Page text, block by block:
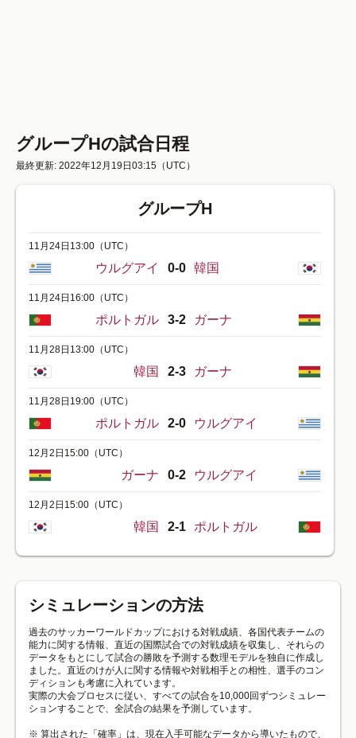
グループHの試合日程
最終更新: 2022年12月19日03:15 （UTC）
グループH
11月24日13:00 （UTC）
ウルグアイ 0-0 韓国
11月24日16:00 （UTC）
ポルトガル 3-2 ガーナ
11月28日13:00 （UTC）
韓国 2-3 ガーナ
11月28日19:00 （UTC）
ポルトガル 2-0 ウルグアイ
12月2日15:00 （UTC）
ガーナ 0-2 ウルグアイ
12月2日15:00 （UTC）
韓国 2-1 ポルトガル
シミュレーションの方法
過去のサッカーワールドカップにおける対戦成績、各国代表チームの
能力に関する情報、直近の国際試合での対戦成績を収集し、それらの
データをもとにして試合の勝敗を予測する数理モデルを独自に作成し
ました。直近のけが人に関する情報や対戦相手との相性、選手のコン
ディションも考慮に入れています。
実際の大会プロセスに従い、すべての試合を10,000回ずつシミュレー
ションすることで、全試合の結果を予測しています。
※ 算出された「確率」は、現在入手可能なデータから導いたもので、